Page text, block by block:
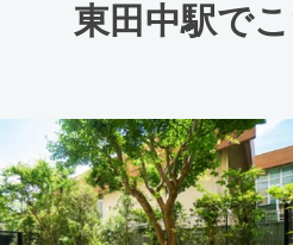
東田中駅で